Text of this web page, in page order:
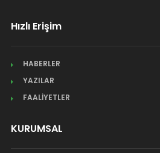
Hızlı Erişim
HABERLER
YAZILAR
FAALİYETLER
KURUMSAL